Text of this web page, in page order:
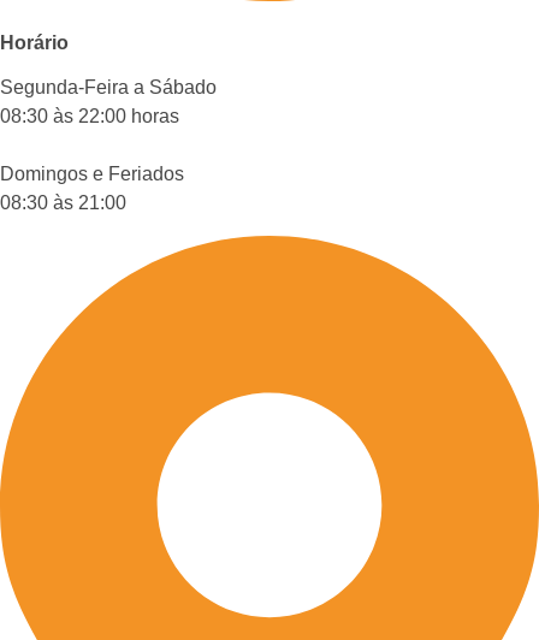
Horário
Segunda-Feira a Sábado
08:30 às 22:00 horas
Domingos e Feriados
08:30 às 21:00